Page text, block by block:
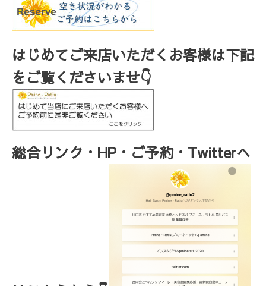
はじめてご来店いただくお客様は下記
をご覧くださいませ👇
総合リンク・HP・ご予約・Twitterへ